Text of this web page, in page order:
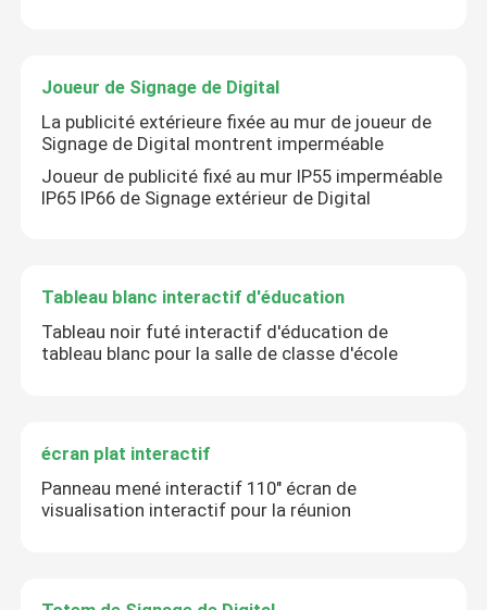
Maison
Vidéos
Joueur de Signage de Digital
La publicité extérieure fixée au mur de joueur de
Signage de Digital montrent imperméable
Joueur de publicité fixé au mur IP55 imperméable
IP65 IP66 de Signage extérieur de Digital
Tableau blanc interactif d'éducation
Tableau noir futé interactif d'éducation de
tableau blanc pour la salle de classe d'école
écran plat interactif
Panneau mené interactif 110" écran de
visualisation interactif pour la réunion